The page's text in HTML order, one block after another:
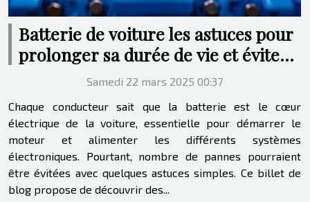
Batterie de voiture les astuces pour
prolonger sa durée de vie et éviter
les pannesSamedi 22 mars 2025 00:37
Chaque conducteur sait que la batterie est le cœur
électrique de la voiture, essentielle pour démarrer le
moteur et alimenter les différents systèmes
électroniques. Pourtant, nombre de pannes pourraient
être évitées avec quelques astuces simples. Ce billet de
blog propose de découvrir des...